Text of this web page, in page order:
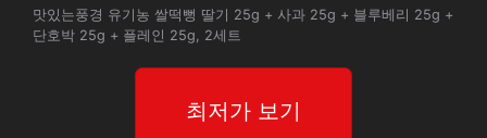
맛있는풍경 유기농 쌀떡뻥 딸기 25g + 사과 25g + 블루베리 25g +
단호박 25g + 플레인 25g, 2세트
최저가 보기